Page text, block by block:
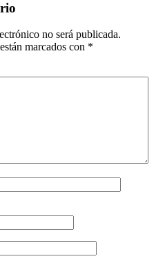
no será publicada.
marcados con *